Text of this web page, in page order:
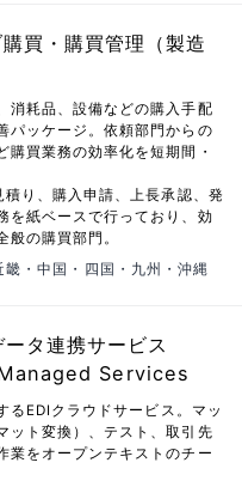
買・購買管理（製造
消耗品、設備などの購入手配
パッケージ。依頼部門からの
購買業務の効率化を短期間・
り、購入申請、上長承認、発
を紙ベースで行っており、効
般の購買部門。
・中国・四国・九州・沖縄
タ連携サービス
Services
るEDIクラウドサービス。マッ
ット変換）、テスト、取引先
業をオープンテキストのチー